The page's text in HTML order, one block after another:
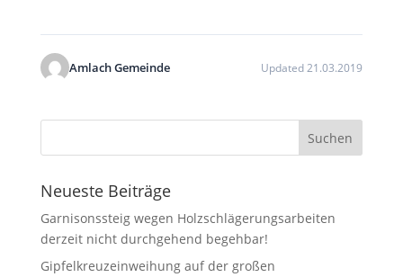
Amlach Gemeinde Updated 21.03.2019
Neueste Beiträge
Garnisonssteig wegen Holzschlägerungsarbeiten
derzeit nicht durchgehend begehbar!
Gipfelkreuzeinweihung auf der großen